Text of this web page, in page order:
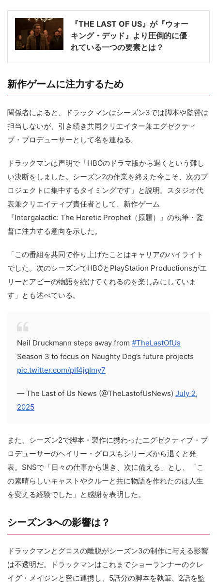
『THE LAST OF US』が『ウォー
キング・デッド』より圧倒的に優
れている一つの要素とは？
新作ゲームに注力するため
関係者によると、ドラックマンはシーズン3では脚本や監督は
担当しないが、引き続き共同クリエイター兼エグゼクティ
ブ・プロデューサーとして名を連ねる。
ドラックマンは声明で「HBOのドラマ版から退くという難し
い決断をしました。シーズン2の作業を終えた今こそ、次のプ
ロジェクトに集中するタイミングです」と説明。スタジオ代
表兼クリエイティブ責任者として、新作ゲーム
『Intergalactic: The Heretic Prophet（原題）』の執筆・監
督に注力する意向を示した。
「この番組を共同で作り上げたことはキャリアのハイライト
でした。次のシーズンでHBOとPlayStation Productionsがエ
リーとアビーの物語を続けてくれるのを楽しみにしていま
す」とも述べている。
Neil Druckmann steps away from #TheLastOfUs
Season 3 to focus on Naughty Dog’s future projects
pic.twitter.com/pIf4jqImy7
— The Last of Us News (@TheLastofUsNews) July 2,
2025
また、シーズン2で脚本・製作に携わったエグゼクティブ・プ
ロデューサーのヘイリー・グロスもシリーズから退くと発
表。SNSで「日々の仕事から退き、次に備える」とし、「こ
の素晴らしいキャストやクルーと共に物語を作れたのは人生
を変える経験でした」と感謝を表明した。
シーズン3への影響は？
ドラックマンとグロスの離脱がシーズン3の制作に与える影響
は不透明だ。ドラックマンはこれまでショーランナーのクレ
イグ・メイジンと密に連携し、5話分の脚本を執筆、2話を監